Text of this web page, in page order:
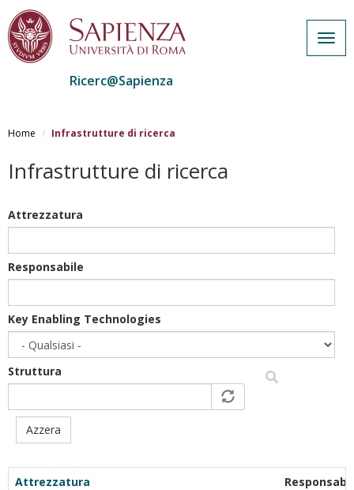
al
principale
Ricerc@Sapienza
Home Infrastrutture di ricerca
Infrastrutture di ricerca
Attrezzatura
Responsabile
Key Enabling Technologies
Struttura
Azzera
Attrezzatura